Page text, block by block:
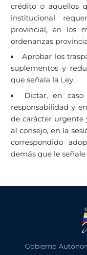
crédito o aquellos
institucional
provincial, en los
ordenanzas
Aprobar los
suplementos y
que señala la Ley.
Dictar, en
responsabilidad y
de carácter urgente
al consejo, en la
correspondido
demás que le
Gobierno